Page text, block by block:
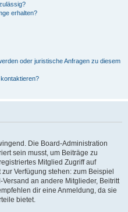
erhalten?
oder juristische Anfragen zu diesem
Die Board-Administration
sein musst, um Beiträge zu
Mitglied Zugriff auf
Verfügung stehen: zum Beispiel
an andere Mitglieder, Beitritt
dir eine Anmeldung, da sie
bietet.